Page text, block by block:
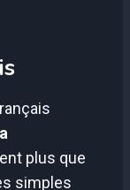
plus que
simples